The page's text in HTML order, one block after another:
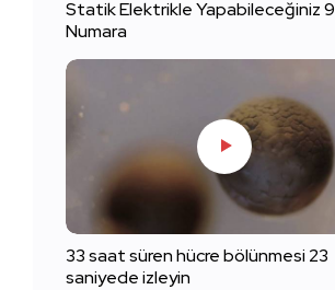
Statik Elektrikle Yapabileceğiniz 9
Numara
33 saat süren hücre bölünmesi 23
saniyede izleyin